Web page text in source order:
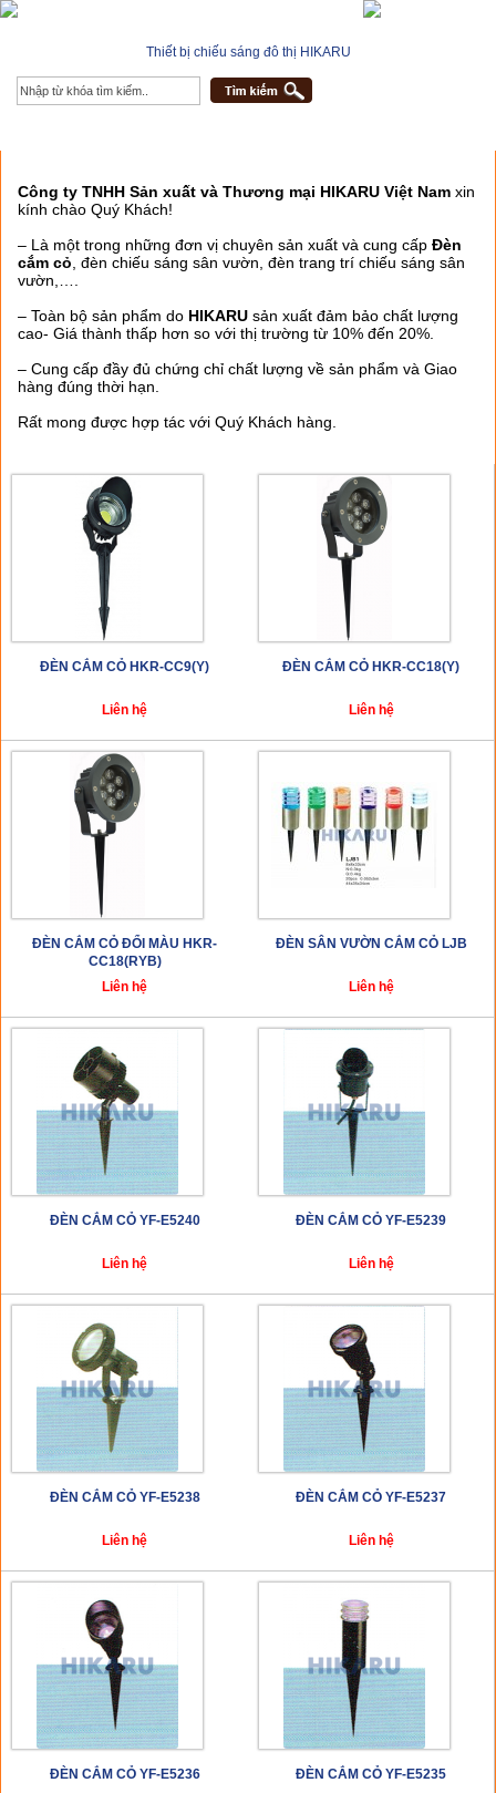
Thiết bị chiếu sáng đô thị HIKARU
Công ty TNHH Sản xuất và Thương mại HIKARU Việt Nam xin
kính chào Quý Khách!
– Là một trong những đơn vị chuyên sản xuất và cung cấp Đèn
cắm cỏ, đèn chiếu sáng sân vườn, đèn trang trí chiếu sáng sân
vườn,….
– Toàn bộ sản phẩm do HIKARU sản xuất đảm bảo chất lượng
cao- Giá thành thấp hơn so với thị trường từ 10% đến 20%.
– Cung cấp đầy đủ chứng chỉ chất lượng về sản phẩm và Giao
hàng đúng thời hạn.
Rất mong được hợp tác với Quý Khách hàng.
ĐÈN CẮM CỎ HKR-CC9(Y)
Liên hệ
ĐÈN CẮM CỎ HKR-CC18(Y)
Liên hệ
ĐÈN CẮM CỎ ĐỔI MÀU HKR-
CC18(RYB)
Liên hệ
ĐÈN SÂN VƯỜN CẮM CỎ LJB
Liên hệ
ĐÈN CẮM CỎ YF-E5240
Liên hệ
ĐÈN CẮM CỎ YF-E5239
Liên hệ
ĐÈN CẮM CỎ YF-E5238
Liên hệ
ĐÈN CẮM CỎ YF-E5237
Liên hệ
ĐÈN CẮM CỎ YF-E5236 ĐÈN CẮM CỎ YF-E5235